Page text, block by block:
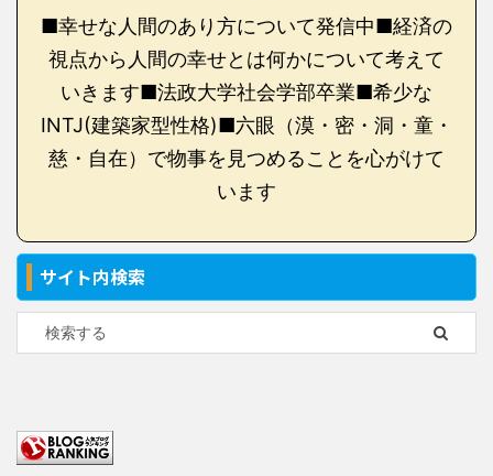
■幸せな人間のあり方について発信中■経済の
視点から人間の幸せとは何かについて考えて
いきます■法政大学社会学部卒業■希少な
INTJ(建築家型性格)■六眼（漠・密・洞・童・
慈・自在）で物事を見つめることを心がけて
います
サイト内検索